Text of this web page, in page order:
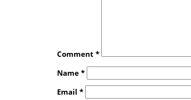
Comment *
Name *
Email *